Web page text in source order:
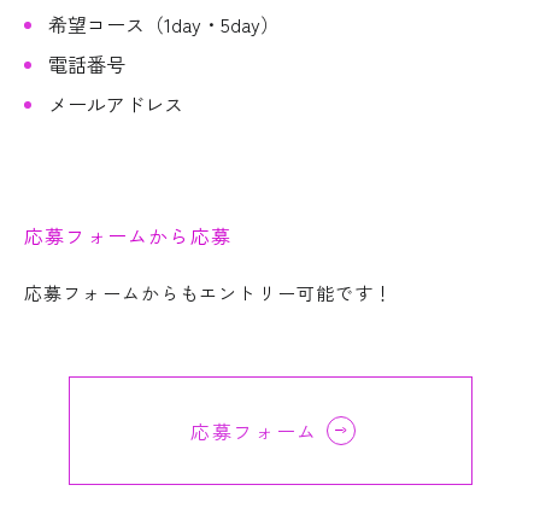
希望コース（1day・5day）
電話番号
メールアドレス
応募フォームから応募
応募フォームからもエントリー可能です！
応募フォーム